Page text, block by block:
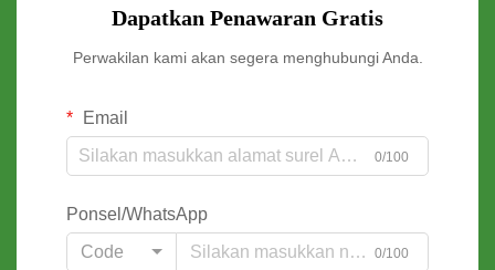
Dapatkan Penawaran Gratis
Perwakilan kami akan segera menghubungi Anda.
Email
0/100
Ponsel/WhatsApp
Code
0/100